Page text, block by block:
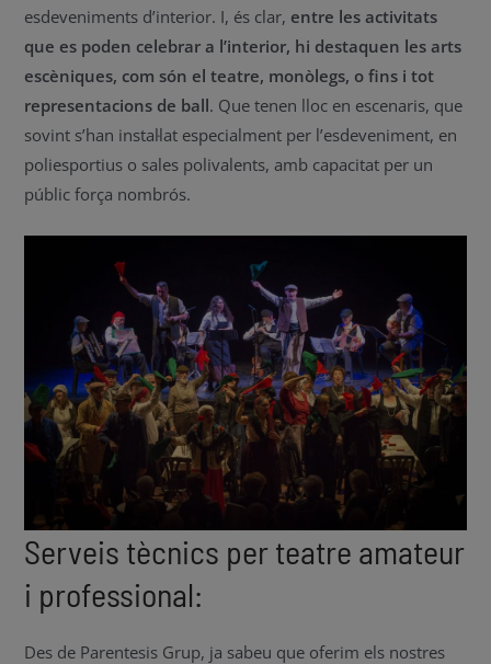
esdeveniments d’interior. I, és clar, entre les activitats
que es poden celebrar a l’interior, hi destaquen les arts
escèniques, com són el teatre, monòlegs, o fins i tot
representacions de ball. Que tenen lloc en escenaris, que
sovint s’han instal·lat especialment per l’esdeveniment, en
poliesportius o sales polivalents, amb capacitat per un
públic força nombrós.
Serveis tècnics per teatre amateur
i professional:
Des de Parentesis Grup, ja sabeu que oferim els nostres